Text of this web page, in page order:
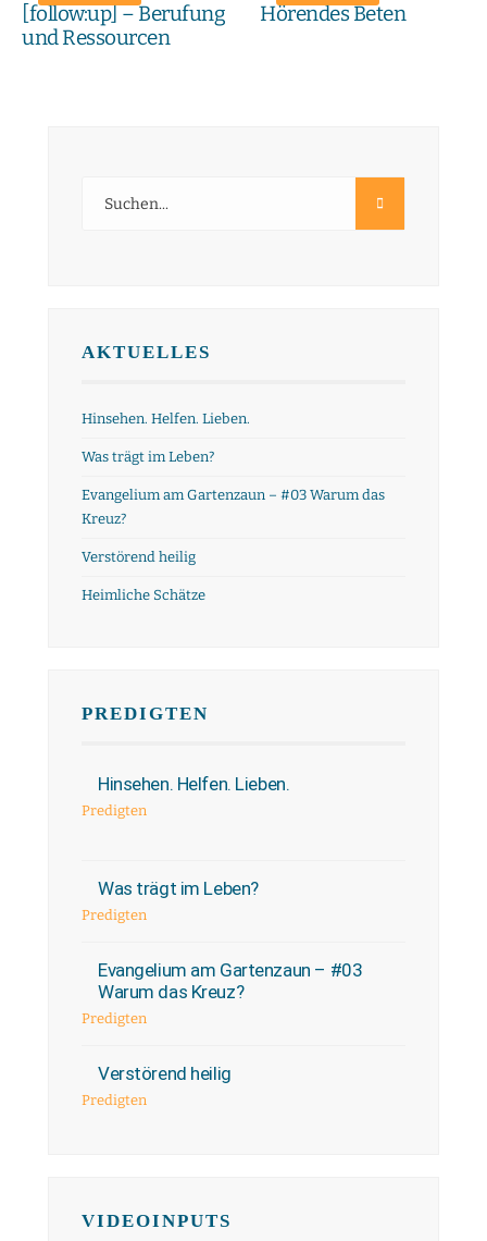
[follow:up] – Berufung
und Ressourcen
Hörendes Beten
AKTUELLES
Hinsehen. Helfen. Lieben.
Was trägt im Leben?
Evangelium am Gartenzaun – #03 Warum das
Kreuz?
Verstörend heilig
Heimliche Schätze
PREDIGTEN
Hinsehen. Helfen. Lieben.
Predigten
Was trägt im Leben?
Predigten
Evangelium am Gartenzaun – #03
Warum das Kreuz?
Predigten
Verstörend heilig
Predigten
VIDEOINPUTS